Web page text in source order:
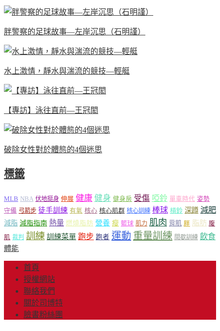
胖警察的足球故事—左岸沉思（石明謹）
水上激情，靜水與湍流的競技—輕艇
【專訪】泳往直前—王冠閎
破除女性對於體態的4個迷思
標籤
MLB NBA 伏地挺身 伸展 健康 健身 健身房 受傷 啞鈴 單車時代 姿勢
守備 弓箭步 徒手訓練 有氧 核心 核心肌群 核心訓練 棒球 槓鈴 深蹲 減肥
減脂 減脂指南 熱量 燃燒脂肪 營養 瘦 籃球 肌力 肌肉 背肌 胖 脂肪 腹
肌 裁判 訓練 訓練菜單 跑步 跑者 運動 重量訓練 間歇訓練 飲食
體能
首頁
授權網站
聯絡我們
關於司博特
臉書粉絲團